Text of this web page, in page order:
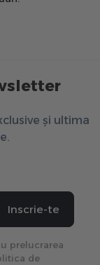
și ultima
Inscrie-te
prelucrarea
de